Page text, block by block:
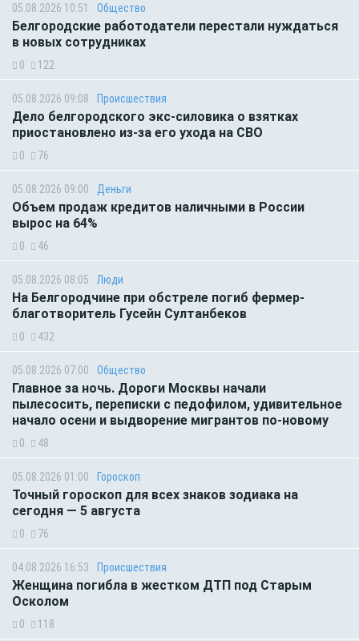
05.08.2026 10:51 Общество
Белгородские работодатели перестали нуждаться
в новых сотрудниках
0 122
05.08.2026 09:08 Происшествия
Дело белгородского экс-силовика о взятках
приостановлено из-за его ухода на СВО
0 76
05.08.2026 09:00 Деньги
Объем продаж кредитов наличными в России
вырос на 64%
0 46
05.08.2026 08:05 Люди
На Белгородчине при обстреле погиб фермер-
благотворитель Гусейн Султанбеков
0 432
05.08.2026 07:00 Общество
Главное за ночь. Дороги Москвы начали
пылесосить, переписки с педофилом, удивительное
начало осени и выдворение мигрантов по-новому
0 48
05.08.2026 01:00 Гороскоп
Точный гороскоп для всех знаков зодиака на
сегодня — 5 августа
0 76
04.08.2026 16:53 Происшествия
Женщина погибла в жестком ДТП под Старым
Осколом
0 118